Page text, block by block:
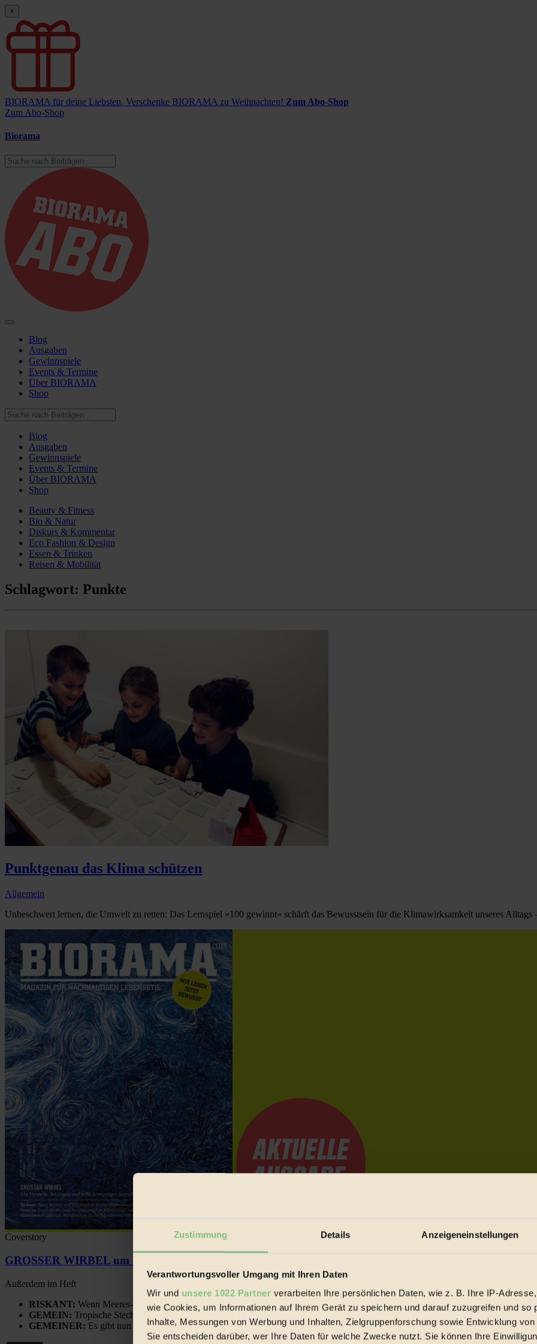
Zustimmung Details Anzeigeneinstellungen
Verantwortungsvoller Umgang mit Ihren Daten
Wir und unsere 1022 Partner verarbeiten Ihre persönlichen Daten, wie z. B. Ihre IP-
wie Cookies, um Informationen auf Ihrem Gerät zu speichern und darauf zuzugreifen und so
Inhalte, Messungen von Werbung und Inhalten, Zielgruppenforschung sowie Entwicklung
Sie entscheiden darüber, wer Ihre Daten für welche Zwecke nutzt. Sie können Ihre
×
BIORAMA für deine Liebsten. Verschenke BIORAMA zu Weihnachten! Zum Abo-Shop
Zum Abo-Shop
Biorama
Blog
Ausgaben
Gewinnspiele
Events & Termine
Über BIORAMA
Shop
Blog
Ausgaben
Gewinnspiele
Events & Termine
Über BIORAMA
Shop
Beauty & Fitness
Bio & Natur
Diskurs & Kommentar
Eco Fashion & Design
Essen & Trinken
Reisen & Mobilität
Schlagwort: Punkte
Punktgenau das Klima schützen
Allgemein
Unbeschwert lernen, die Umwelt zu retten: Das Lernspiel »100 gewinnt« schärft das Bewusstsein für die Klimawirksamkeit unseres Alltags
Coverstory
GROSSER WIRBEL um Versuche, den Ozean und seine Bewegungen festzuhalten.
Außerdem im Heft
RISKANT: Wenn Meeres- und Wildvögel im Freilandhühnerbetrieb vorbeischauen.
GEMEIN: Tropische Stechmücken fühlen sich in Mitteleuropa inziwschen oft zu Hause.
GEMEINER: Es gibt nun Weinflaschen, die nach Entleerung voll wieder zu dir zurückkommen.